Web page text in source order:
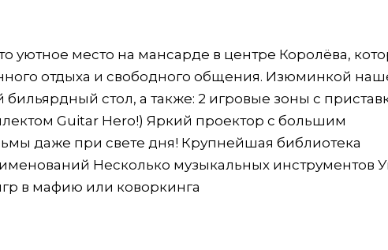
уютное место на мансарде в центре Королёва,
отдыха и свободного общения. Изюминкой
бильярдный стол, а также: 2 игровые зоны с
Guitar Hero!) Яркий проектор с большим
даже при свете дня! Крупнейшая библиотека
Несколько музыкальных инструментов
в мафию или коворкинга